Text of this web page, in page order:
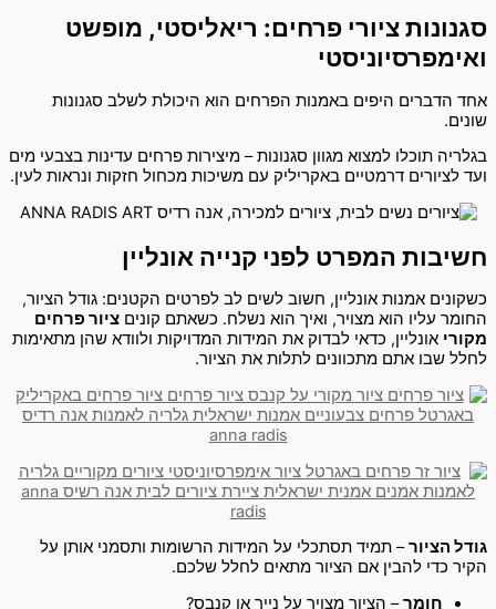
סגנונות ציורי פרחים: ריאליסטי, מופשט
ואימפרסיוניסטי
אחד הדברים היפים באמנות הפרחים הוא היכולת לשלב סגנונות
שונים.
בגלריה תוכלו למצוא מגוון סגנונות – מיצירות פרחים עדינות בצבעי מים
ועד לציורים דרמטיים באקריליק עם משיכות מכחול חזקות ונראות לעין.
חשיבות המפרט לפני קנייה אונליין
כשקונים אמנות אונליין, חשוב לשים לב לפרטים הקטנים: גודל הציור,
החומר עליו הוא מצויר, ואיך הוא נשלח. כשאתם קונים ציור פרחים
מקורי אונליין, כדאי לבדוק את המידות המדויקות ולוודא שהן מתאימות
לחלל שבו אתם מתכוונים לתלות את הציור.
גודל הציור– תמיד תסתכלי על המידות הרשומות ותסמני אותן על
הקיר כדי להבין אם הציור מתאים לחלל שלכם.
חומר– הציור מצויר על נייר או קנבס?